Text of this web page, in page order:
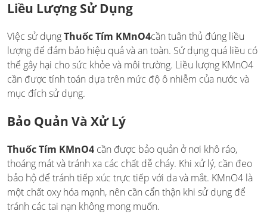
Liều Lượng Sử Dụng
Việc sử dụngThuốc Tím KMnO4cần tuân thủ đúng liều
lượng để đảm bảo hiệu quả và an toàn. Sử dụng quá liều có
thể gây hại cho sức khỏe và môi trường. Liều lượng KMnO4
cần được tính toán dựa trên mức độ ô nhiễm của nước và
mục đích sử dụng.
Bảo Quản Và Xử Lý
Thuốc Tím KMnO4 cần được bảo quản ở nơi khô ráo,
thoáng mát và tránh xa các chất dễ cháy. Khi xử lý, cần đeo
bảo hộ để tránh tiếp xúc trực tiếp với da và mắt. KMnO4 là
một chất oxy hóa mạnh, nên cần cẩn thận khi sử dụng để
tránh các tai nạn không mong muốn.